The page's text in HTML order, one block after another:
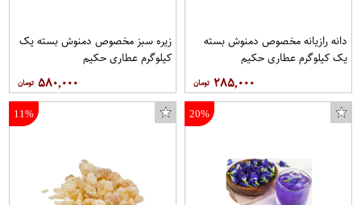
دانه رازیانه مخصوص دمنوش بسته
یک کیلوگرم عطاری حکیم
۲۸۵,۰۰۰
زیره سبز مخصوص دمنوش بسته یک
کیلوگرم عطاری حکیم
۵۸۰,۰۰۰
20%
11%